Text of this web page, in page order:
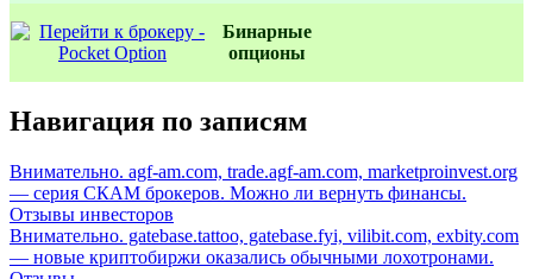
Бинаpные
oпционы
Навигация по записям
Внимательно. agf-am.com, trade.agf-am.com, marketproinvest.org
— серия СКАМ брокеров. Можно ли вернуть финансы.
Отзывы инвесторов
Внимательно. gatebase.tattoo, gatebase.fyi, vilibit.com, exbity.com
— новые криптобиржи оказались обычными лохотронами.